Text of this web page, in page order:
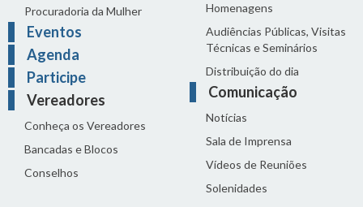
Procuradoria da Mulher
Eventos
Agenda
Participe
Vereadores
Conheça os Vereadores
Bancadas e Blocos
Conselhos
Homenagens
Audiências Públicas, Visitas
Técnicas e Seminários
Distribuição do dia
Comunicação
Notícias
Sala de Imprensa
Vídeos de Reuniões
Solenidades